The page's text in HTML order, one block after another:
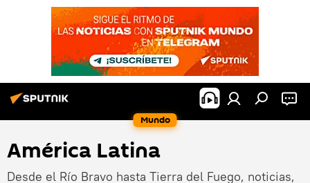
Mundo
América Latina
Desde el Río Bravo hasta Tierra del Fuego, noticias,